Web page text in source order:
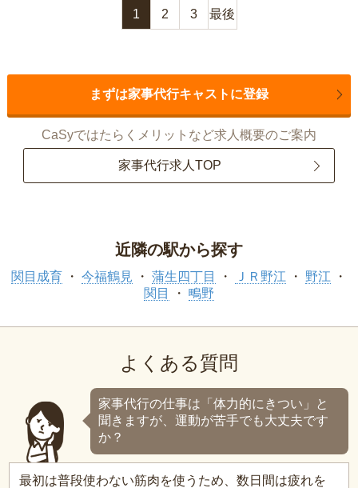
1 2 3 最後
まずは家事代行キャストに登録
CaSyではたらくメリットなど求人概要のご案内
家事代行求人TOP
近隣の駅から探す
関目成育 今福鶴見 蒲生四丁目 ＪＲ野江
野江
関目
鴫野
よくある質問
家事代行の仕事は「体力的にきつい」と
聞きますが、運動が苦手でも大丈夫です
か？
最初は普段使わない筋肉を使うため、数日間は疲れを